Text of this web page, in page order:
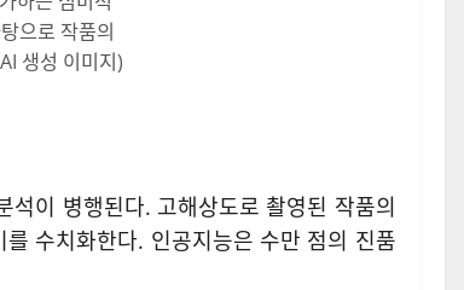
으로 작품의
생성 이미지)
이 병행된다. 고해상도로 촬영된 작품의
수치화한다. 인공지능은 수만 점의 진품